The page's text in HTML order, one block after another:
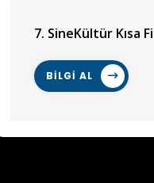
7. SineKültür Kısa
BİLGİ AL